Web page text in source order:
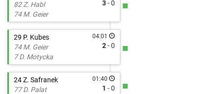
82 Z. Habl
74 M. Geier
3- 0
29 P. Kubes
74 M. Geier
7 D. Motycka
04:01
2- 0
24 Z. Safranek
77 D. Palat
01:40
1 - 0